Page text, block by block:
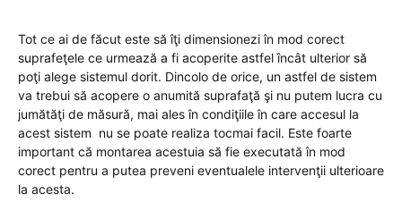
Tot ce ai de făcut este să îţi dimensionezi în mod corect
suprafeţele ce urmează a fi acoperite astfel încât ulterior să
poţi alege sistemul dorit. Dincolo de orice, un astfel de sistem
va trebui să acopere o anumită suprafaţă şi nu putem lucra cu
jumătăţi de măsură, mai ales în condiţiile în care accesul la
acest sistem nu se poate realiza tocmai facil. Este foarte
important că montarea acestuia să fie executată în mod
corect pentru a putea preveni eventualele intervenţii ulterioare
la acesta.